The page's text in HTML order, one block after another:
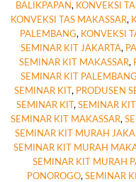
BALIKPAPAN, KONVEKSI
KONVEKSI TAS MAKASSAR,
PALEMBANG, KONVEKSI
SEMINAR KIT JAKARTA,
SEMINAR KIT MAKASSAR,
SEMINAR KIT PALEMBANG
SEMINAR KIT , PRODUSEN
SEMINAR KIT , SEMINAR
SEMINAR KIT MAKASSAR,
SEMINAR KIT MURAH
SEMINAR KIT MURAH
SEMINAR KIT MURAH
PONOROGO, SEMINAR